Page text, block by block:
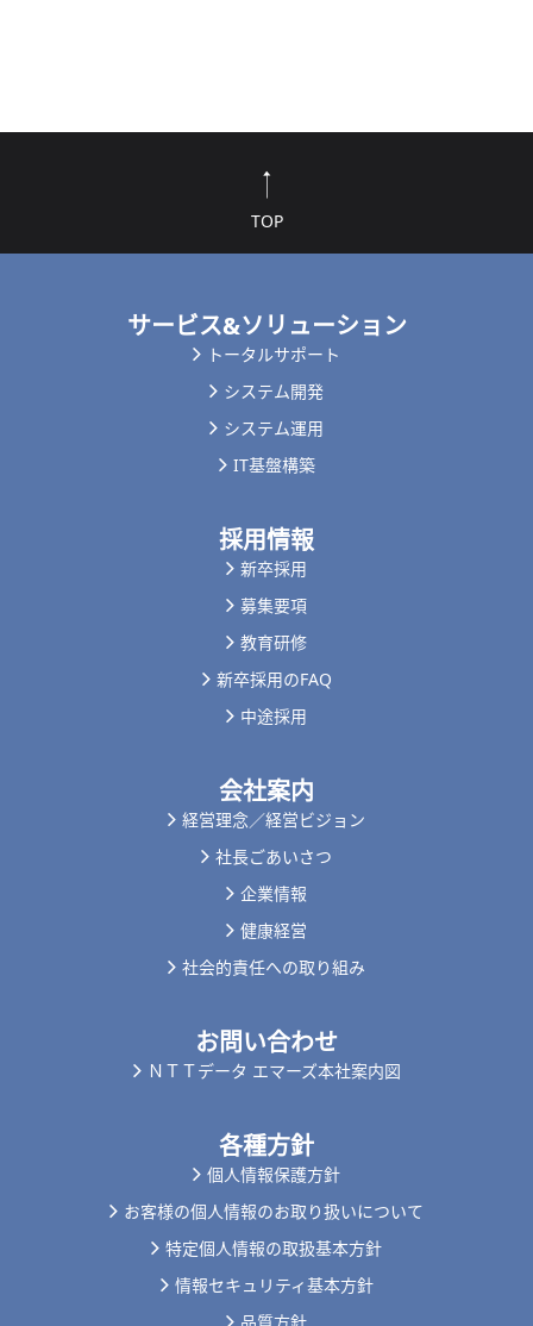
TOP
サービス&ソリューション
トータルサポート
システム開発
システム運用
IT基盤構築
採用情報
新卒採用
募集要項
教育研修
新卒採用のFAQ
中途採用
会社案内
経営理念／経営ビジョン
社長ごあいさつ
企業情報
健康経営
社会的責任への取り組み
お問い合わせ
ＮＴＴデータ エマーズ本社案内図
各種方針
個人情報保護方針
お客様の個人情報のお取り扱いについて
特定個人情報の取扱基本方針
情報セキュリティ基本方針